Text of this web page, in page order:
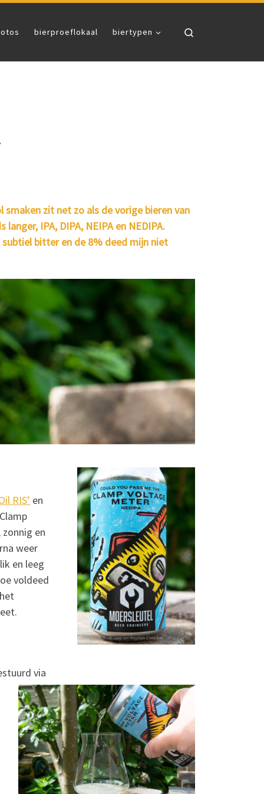
bierproeflokaal biertypen
zit net zo als de vorige bieren van
IPA, DIPA, NEIPA en NEDIPA.
bitter en de 8% deed mijn niet
RIS’ en
en
weer
en leeg
voldeed
via